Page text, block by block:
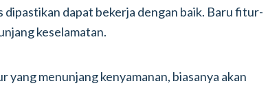
dipastikan dapat bekerja dengan baik. Baru fitur-
keselamatan.
menunjang kenyamanan, biasanya akan